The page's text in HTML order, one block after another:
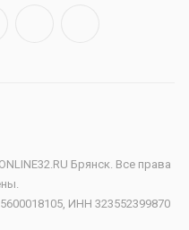
Брянск. Все права
ИНН 323552399870